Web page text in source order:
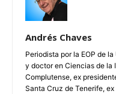
Andrés Chaves
Periodista por la EOP de
y doctor en Ciencias de la
Complutense, ex
Santa Cruz de Tenerife,